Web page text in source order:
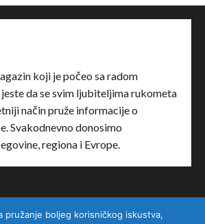
koji je počeo sa radom
da se svim ljubiteljima rukometa
način pruže informacije o
Svakodnevno donosimo
regiona i Evrope.
pružanje boljeg korisničkog iskustva,